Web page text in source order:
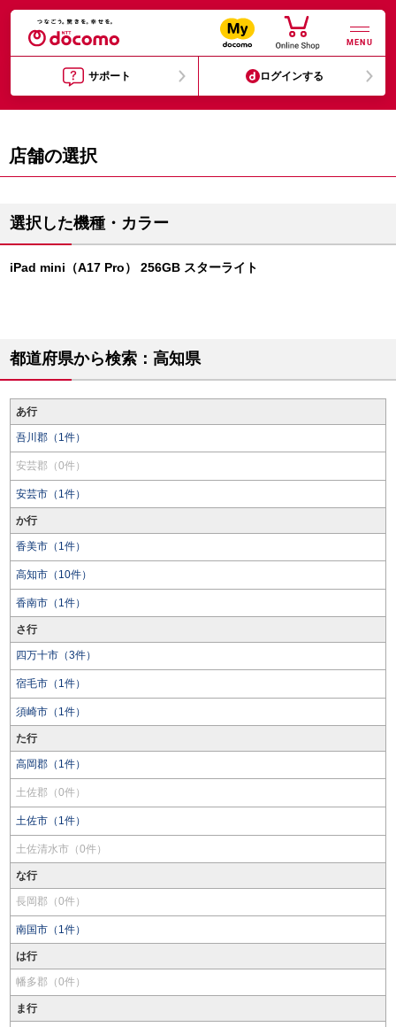
MENU
サポート ログインする
店舗の選択
選択した機種・カラー
iPad mini（A17 Pro） 256GB スターライト
都道府県から検索：高知県
あ行
吾川郡（1件）
安芸郡（0件）
安芸市（1件）
か行
香美市（1件）
高知市（10件）
香南市（1件）
さ行
四万十市（3件）
宿毛市（1件）
須崎市（1件）
た行
高岡郡（1件）
土佐郡（0件）
土佐市（1件）
土佐清水市（0件）
な行
長岡郡（0件）
南国市（1件）
は行
幡多郡（0件）
ま行